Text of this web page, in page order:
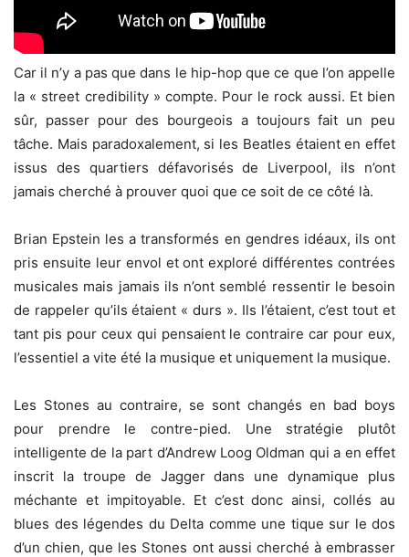
Car il n’y a pas que dans le hip-hop que ce que l’on appelle
la « street credibility » compte. Pour le rock aussi. Et bien
sûr, passer pour des bourgeois a toujours fait un peu
tâche. Mais paradoxalement, si les Beatles étaient en effet
issus des quartiers défavorisés de Liverpool, ils n’ont
jamais cherché à prouver quoi que ce soit de ce côté là.
Brian Epstein les a transformés en gendres idéaux, ils ont
pris ensuite leur envol et ont exploré différentes contrées
musicales mais jamais ils n’ont semblé ressentir le besoin
de rappeler qu’ils étaient « durs ». Ils l’étaient, c’est tout et
tant pis pour ceux qui pensaient le contraire car pour eux,
l’essentiel a vite été la musique et uniquement la musique.
Les Stones au contraire, se sont changés en bad boys
pour prendre le contre-pied. Une stratégie plutôt
intelligente de la part d’Andrew Loog Oldman qui a en effet
inscrit la troupe de Jagger dans une dynamique plus
méchante et impitoyable. Et c’est donc ainsi, collés au
blues des légendes du Delta comme une tique sur le dos
d’un chien, que les Stones ont aussi cherché à embrasser